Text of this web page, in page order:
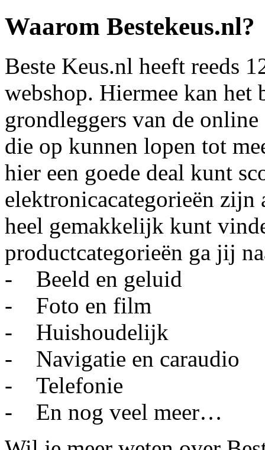
Waarom Bestekeus.nl?
Beste Keus.nl heeft reeds
webshop. Hiermee kan het
grondleggers van de
die op kunnen lopen tot
hier een goede deal kunt
elektronicacategorieën zijn
heel gemakkelijk kunt
productcategorieën ga jij
- Beeld en geluid
- Foto en film
- Huishoudelijk
- Navigatie en caraudio
- Telefonie
- En nog veel meer…